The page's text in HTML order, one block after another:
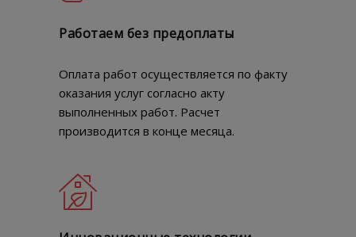
Работаем без предоплаты
Оплата работ осуществляется по факту
оказания услуг согласно акту
выполненных работ. Расчет
производится в конце месяца.